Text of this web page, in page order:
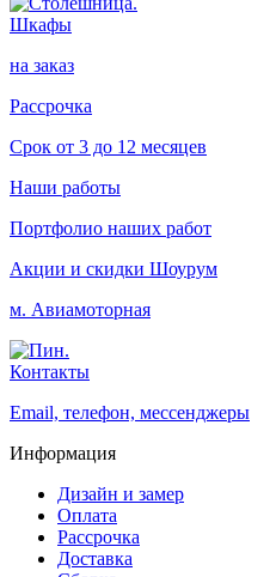
Шкафы
на заказ
Рассрочка
Срок от 3 до 12 месяцев
Наши работы
Портфолио наших работ
Акции и скидки Шоурум
м. Авиамоторная
Контакты
Email, телефон, мессенджеры
Информация
Дизайн и замер
Оплата
Рассрочка
Доставка